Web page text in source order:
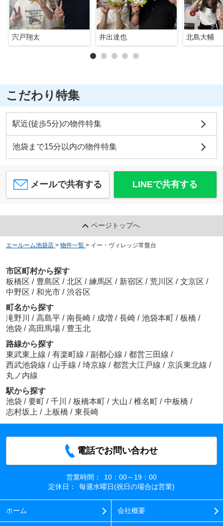
宍戸翔太 井出達也 北島大輔
こだわり特集
駅近(徒歩5分)の物件特集
池袋まで15分以内の物件特集
メールで共有する LINEで共有する
ページトップへ
エールーム池袋店 > 物件一覧 > イー・ヴィレッジ常盤台
市区町村から探す
板橋区 / 豊島区 / 北区 / 練馬区 / 新宿区 / 荒川区 / 文京区 /
中野区 / 和光市 / 渋谷区
町名から探す
滝野川 / 高島平 / 南長崎 / 成増 / 長崎 / 池袋本町 / 板橋 /
池袋 / 高田馬場 / 豊玉北
路線から探す
東武東上線 / 有楽町線 / 副都心線 / 都営三田線 /
西武池袋線 / 山手線 / 埼京線 / 都営大江戸線 / 京浜東北線 /
丸ノ内線
駅から探す
池袋 / 要町 / 千川 / 板橋本町 / 大山 / 椎名町 / 中板橋 /
志村坂上 / 上板橋 / 東長崎
電話でお問い合わせ
営業時間：
10：00～19：00
定休日：
毎週水曜日(祝日の場合は営業)
ホーム 会社概要